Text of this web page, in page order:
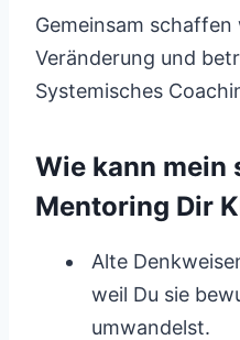
Gemeinsam
Veränderung und
Systemisches
Wie kann mein
Mentoring Dir
Alte
weil Du sie
umwandelst.